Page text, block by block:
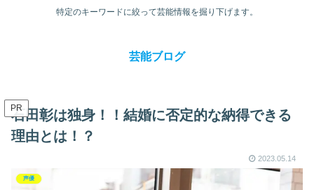
特定のキーワードに絞って芸能情報を掘り下げます。
芸能ブログ
PR
石田彰は独身！！結婚に否定的な納得できる
理由とは！？
2023.05.14
声優